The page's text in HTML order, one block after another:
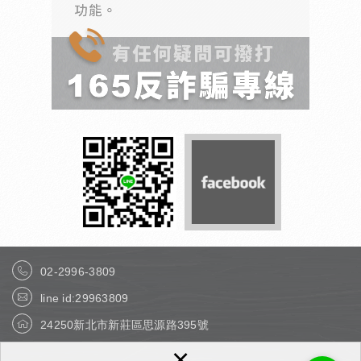
02-2996-3809
line id:29963809
24250新北市新莊區思源路395號